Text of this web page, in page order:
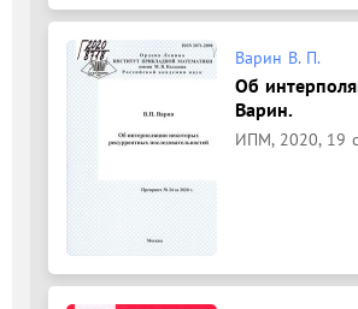
Варин В. П.
Об
Варин.
ИПМ, 2020, 19